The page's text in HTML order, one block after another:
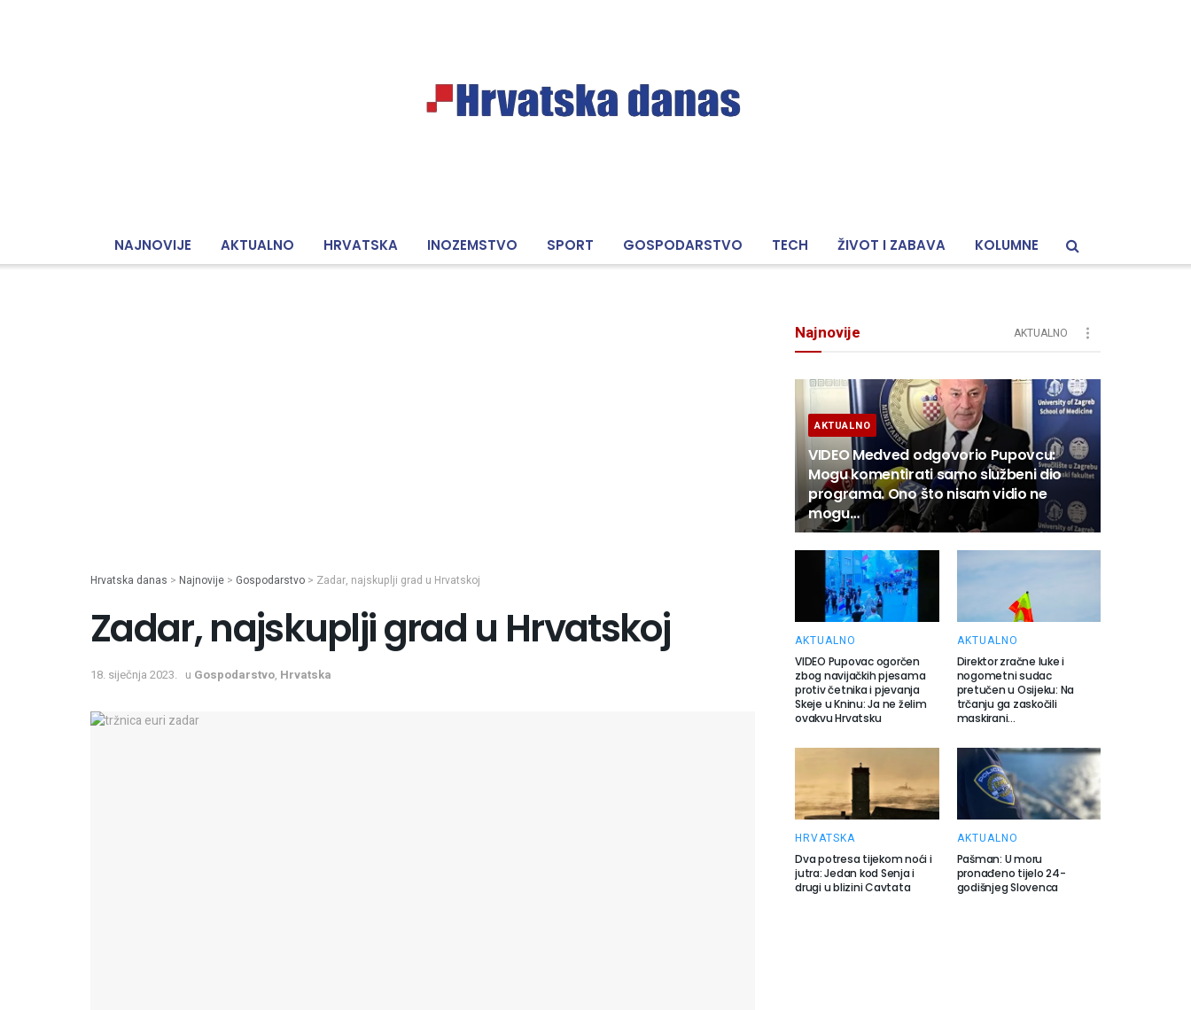
NAJNOVIJE AKTUALNO HRVATSKA INOZEMSTVO SPORT GOSPODARSTVO TECH ŽIVOT I ZABAVA KOLUMNE
Hrvatska danas > Najnovije > Gospodarstvo > Zadar, najskuplji grad u Hrvatskoj
Zadar, najskuplji grad u Hrvatskoj
18. siječnja 2023. u Gospodarstvo, Hrvatska
Najnovije AKTUALNO
AKTUALNO
VIDEO Medved odgovorio Pupovcu:
Mogu komentirati samo službeni dio
programa. Ono što nisam vidio ne
mogu…
AKTUALNO
VIDEO Pupovac ogorčen
zbog navijačkih pjesama
protiv četnika i pjevanja
Skeje u Kninu: Ja ne želim
ovakvu Hrvatsku
AKTUALNO
Direktor zračne luke i
nogometni sudac
pretučen u Osijeku: Na
trčanju ga zaskočili
maskirani…
HRVATSKA
Dva potresa tijekom noći i
jutra: Jedan kod Senja i
drugi u blizini Cavtata
AKTUALNO
Pašman: U moru
pronađeno tijelo 24-
godišnjeg Slovenca